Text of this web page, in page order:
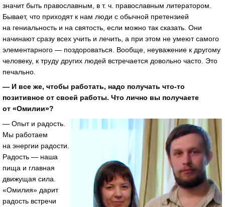
значит быть православным, в т. ч. православным литератором.
Бывает, что приходят к нам люди с обычной претензией
на гениальность и на святость, если можно так сказать. Они
начинают сразу всех учить и лечить, а при этом не умеют самого
элементарного — поздороваться. Вообще, неуважение к другому
человеку, к труду других людей встречается довольно часто. Это
печально.
— И все же, чтобы работать, надо получать что-то
позитивное от своей работы. Что лично вы получаете
от «Омилии»?
— Опыт и радость.
Мы работаем
на энергии радости.
Радость — наша
пища и главная
движущая сила.
«Омилия» дарит
радость встречи